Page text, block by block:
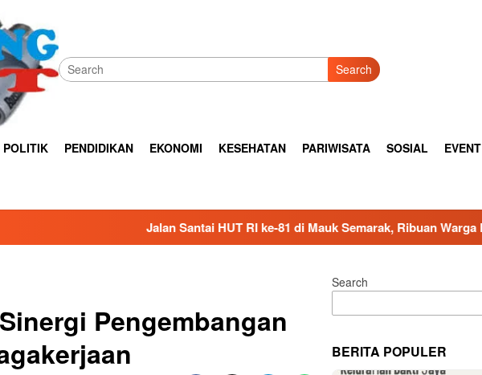
Search
POLITIK PENDIDIKAN EKONOMI KESEHATAN PARIWISATA SOSIAL EVENT
Jalan Santai HUT RI ke-81 di Mauk Semarak, Ribuan Warga Perkuat Kebersamaan
Pengembangan
Search
BERITA POPULER